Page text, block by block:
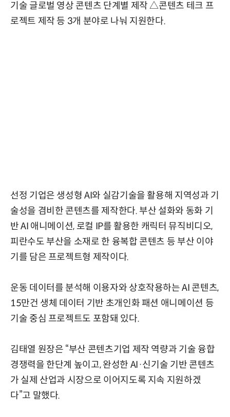
기술 글로벌 영상 콘텐츠 단계별 제작 △콘텐츠 테크 프
로젝트 제작 등 3개 분야로 나눠 지원한다.
선정 기업은 생성형 AI와 실감기술을 활용해 지역성과 기
술성을 겸비한 콘텐츠를 제작한다. 부산 설화와 동화 기
반 AI 애니메이션, 로컬 IP를 활용한 캐릭터 뮤직비디오,
피란수도 부산을 소재로 한 융복합 콘텐츠 등 부산 이야
기를 담은 프로젝트형 제작이다.
운동 데이터를 분석해 이용자와 상호작용하는 AI 콘텐츠,
15만건 생체 데이터 기반 초개인화 패션 애니메이션 등
기술 중심 프로젝트도 포함돼 있다.
김태열 원장은 “부산 콘텐츠기업 제작 역량과 기술 융합
경쟁력을 한단계 높이고, 완성한 AI·신기술 기반 콘텐츠
가 실제 산업과 시장으로 이어지도록 지속 지원하겠
다”고 말했다.